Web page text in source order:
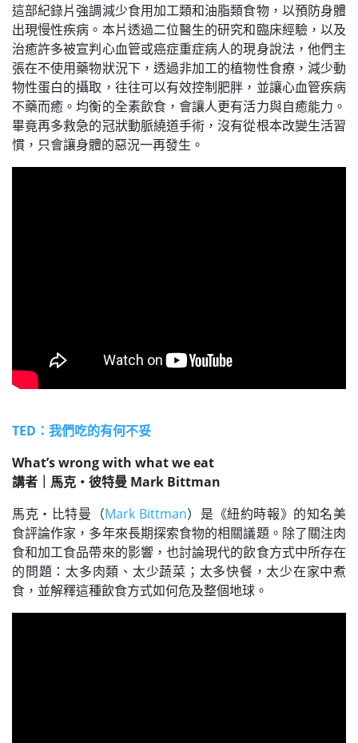
這部紀錄片強調減少食用加工類和油脂類食物，以預防身體
出現慢性疾病。本片透過二位醫生的研究和臨床經驗，以及
治癒許多被宣判心血管或癌症重症病人的現身說法，他們主
張在不使用藥物狀況下，透過非加工的植物性食療，減少動
物性蛋白的攝取，往往可以有效控制肥胖，並讓心血管疾病
不藥而癒。均衡的全素飲食，會讓人更有活力與自癒能力。
畢竟再多救急的冠狀動脈繞道手術，沒有從根本改變生活習
慣，只會讓身體的惡況一再發生。
TED：我們吃的有何不妥
What’s wrong with what we eat
講者｜馬克・彼特曼 Mark Bittman
馬克‧比特曼（Mark Bittman）是《紐約時報》的知名美
食評論作家，多年來長期探索食物的相關議題。除了關注肉
食和加工食品帶來的影響，也討論現代的飲食方式中所存在
的問題：太多肉類、太少蔬菜；太多快餐，太少在家中煮
食，並解釋這種飲食方式如何危及整個地球。